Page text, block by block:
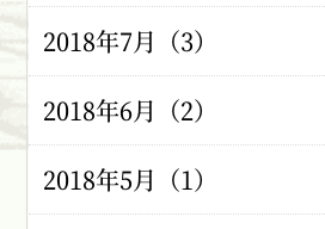
2018年7月（3）
2018年6月（2）
2018年5月（1）